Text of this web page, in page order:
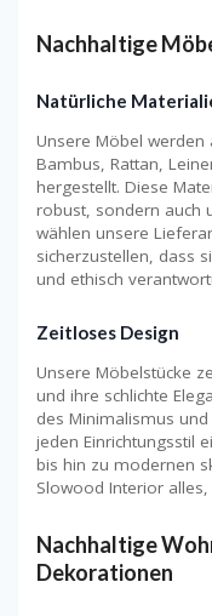
Nachhaltige
Natürliche
Unsere Möbel werden
Bambus, Rattan,
hergestellt. Diese
robust, sondern auch
wählen unsere
sicherzustellen, dass
und ethisch
Zeitloses Design
Unsere Möbelstücke
und ihre schlichte
des Minimalismus
jeden Einrichtungsstil
bis hin zu modernen
Slowood Interior
Nachhaltige
Dekorationen